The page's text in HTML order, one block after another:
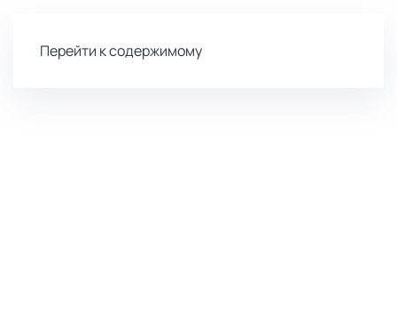
Перейти к содержимому